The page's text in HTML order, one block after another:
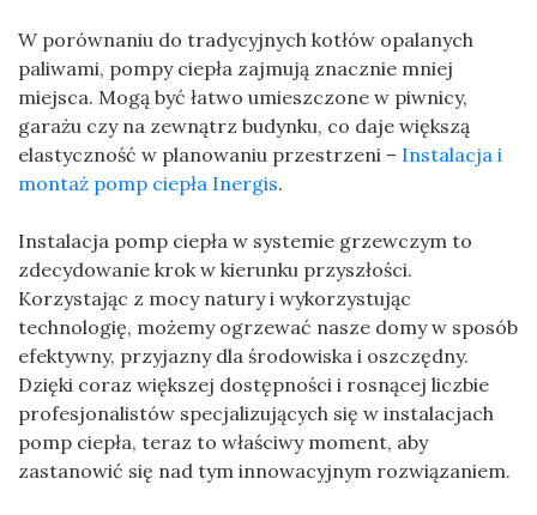
W porównaniu do tradycyjnych kotłów opalanych
paliwami, pompy ciepła zajmują znacznie mniej
miejsca. Mogą być łatwo umieszczone w piwnicy,
garażu czy na zewnątrz budynku, co daje większą
elastyczność w planowaniu przestrzeni – Instalacja i
montaż pomp ciepła Inergis.
Instalacja pomp ciepła w systemie grzewczym to
zdecydowanie krok w kierunku przyszłości.
Korzystając z mocy natury i wykorzystując
technologię, możemy ogrzewać nasze domy w sposób
efektywny, przyjazny dla środowiska i oszczędny.
Dzięki coraz większej dostępności i rosnącej liczbie
profesjonalistów specjalizujących się w instalacjach
pomp ciepła, teraz to właściwy moment, aby
zastanowić się nad tym innowacyjnym rozwiązaniem.